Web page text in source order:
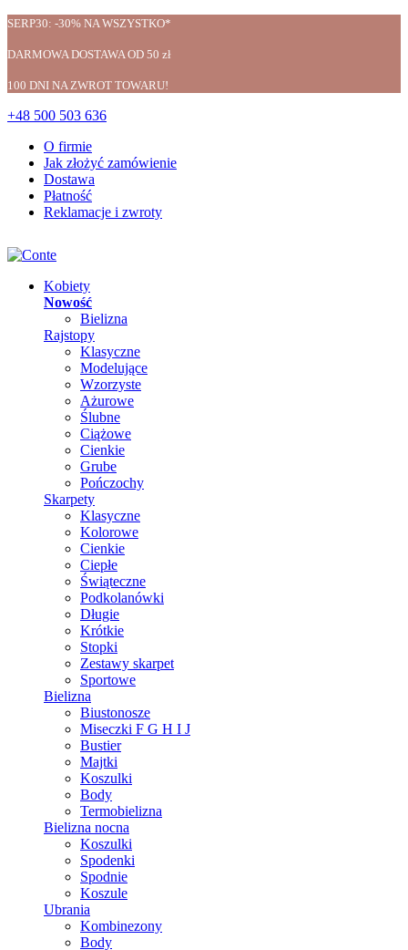
SERP30: -30% NA WSZYSTKO*
DARMOWA DOSTAWA OD 50 zł
100 DNI NA ZWROT TOWARU!
+48 500 503 636
O firmie
Jak złożyć zamówienie
Dostawa
Płatność
Reklamacje i zwroty
Kobiety
Nowość
Bielizna
Rajstopy
Klasyczne
Modelujące
Wzorzyste
Ażurowe
Ślubne
Ciążowe
Cienkie
Grube
Pończochy
Skarpety
Klasyczne
Kolorowe
Cienkie
Ciepłe
Świąteczne
Podkolanówki
Długie
Krótkie
Stopki
Zestawy skarpet
Sportowe
Bielizna
Biustonosze
Miseczki F G H I J
Bustier
Majtki
Koszulki
Body
Termobielizna
Bielizna nocna
Koszulki
Spodenki
Spodnie
Koszule
Ubrania
Kombinezony
Body